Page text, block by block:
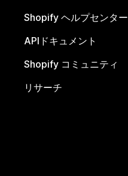
Shopify ヘルプセンター
APIドキュメント
Shopify コミュニティ
リサーチ